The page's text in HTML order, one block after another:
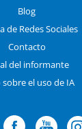
Blog
de Redes Sociales
Contacto
del informante
sobre el uso de IA